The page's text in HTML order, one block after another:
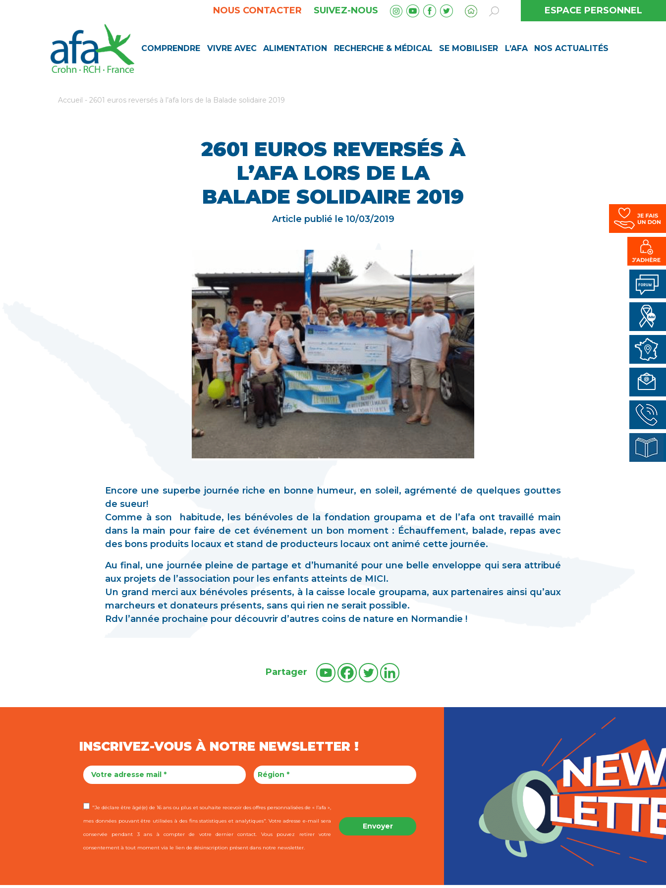
NOUS CONTACTER SUIVEZ-NOUS ESPACE PERSONNEL
COMPRENDRE VIVRE AVEC ALIMENTATION RECHERCHE & MÉDICAL SE MOBILISER L’AFA NOS ACTUALITÉS
Accueil - 2601 euros reversés à l’afa lors de la Balade solidaire 2019
2601 EUROS REVERSÉS À
L’AFA LORS DE LA
BALADE SOLIDAIRE 2019
Article publié le 10/03/2019
Encore une superbe journée riche en bonne humeur, en soleil, agrémenté de quelques gouttes
de sueur!
Comme à son habitude, les bénévoles de la fondation groupama et de l’afa ont travaillé main
dans la main pour faire de cet événement un bon moment : Échauffement, balade, repas avec
des bons produits locaux et stand de producteurs locaux ont animé cette journée.
Au final, une journée pleine de partage et d’humanité pour une belle enveloppe qui sera attribué
aux projets de l’association pour les enfants atteints de MICI.
Un grand merci aux bénévoles présents, à la caisse locale groupama, aux partenaires ainsi qu’aux
marcheurs et donateurs présents, sans qui rien ne serait possible.
Rdv l’année prochaine pour découvrir d’autres coins de nature en Normandie !
Partager
INSCRIVEZ-VOUS À NOTRE NEWSLETTER !
"Je déclare être âgé(e) de 16 ans ou plus et souhaite recevoir des offres personnalisées de « l’afa »,
mes données pouvant être utilisées à des fins statistiques et analytiques". Votre adresse e-mail sera
conservée pendant 3 ans à compter de votre dernier contact. Vous pouvez retirer votre
consentement à tout moment via le lien de désinscription présent dans notre newsletter.